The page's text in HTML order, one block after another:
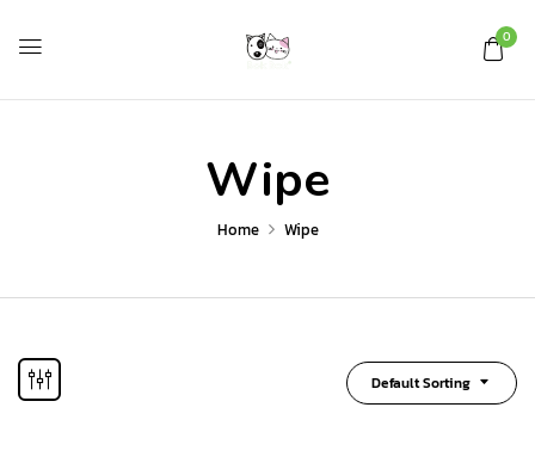
0
Wipe
Home Wipe
Default Sorting